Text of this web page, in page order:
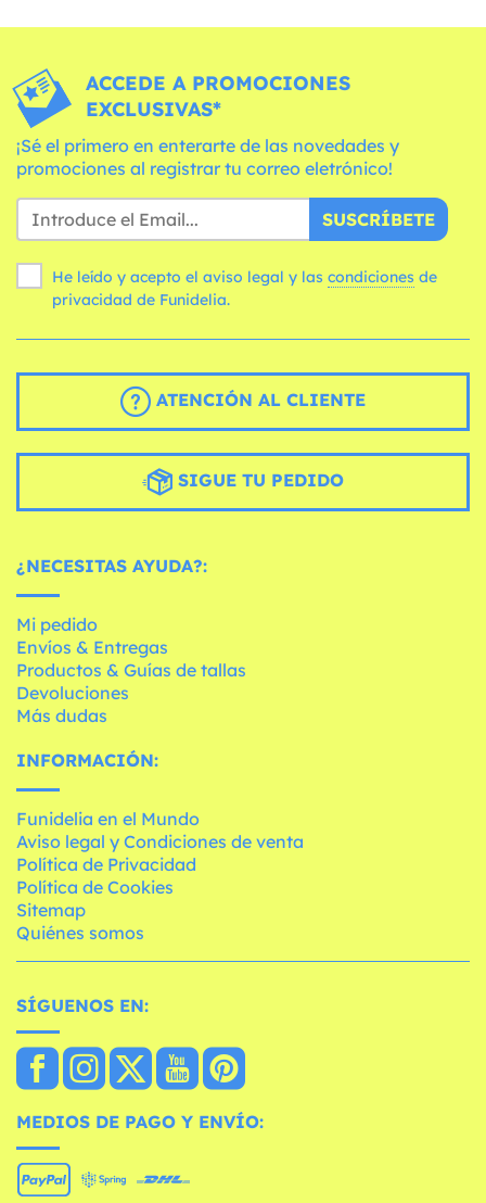
ACCEDE A PROMOCIONES
EXCLUSIVAS*
¡Sé el primero en enterarte de las novedades y
promociones al registrar tu correo eletrónico!
SUSCRÍBETE
He leído y acepto el aviso legal y las condiciones
privacidad de Funidelia.
ATENCIÓN AL CLIENTE
SIGUE TU PEDIDO
¿NECESITAS AYUDA?:
Mi pedido
Envíos & Entregas
Productos & Guías de tallas
Devoluciones
Más dudas
INFORMACIÓN:
Funidelia en el Mundo
Aviso legal y Condiciones de venta
Política de Privacidad
Política de Cookies
Sitemap
Quiénes somos
SÍGUENOS EN:
MEDIOS DE PAGO Y ENVÍO: